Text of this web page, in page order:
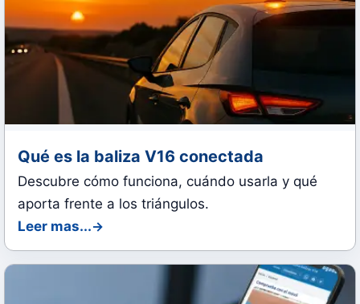
Qué es la baliza V16 conectada
Descubre cómo funciona, cuándo usarla y qué
aporta frente a los triángulos.
Leer mas...